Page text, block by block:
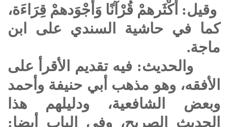
وقيل: أَكْثَرهمْ قُرْآنًا وَأَجْوَدهمْ قِرَاءَة،
كما في حاشية السندي على ابن
ماجة.
والحديث: فيه تقديم الأقرأ على
الأفقه، وهو مذهب أبي حنيفة وأحمد
وبعض الشافعية، ودليلهم هذا
الحديث الصريح، وفي الباب أيضا: